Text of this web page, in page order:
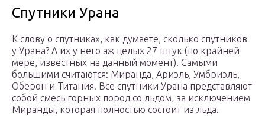
Спутники Урана
К слову о спутниках, как думаете, сколько спутников
у Урана? А их у него аж целых 27 штук (по крайней
мере, известных на данный момент). Самыми
большими считаются: Миранда, Ариэль, Умбриэль,
Оберон и Титания. Все спутники Урана представляют
собой смесь горных пород со льдом, за исключением
Миранды, которая полностью состоит из льда.